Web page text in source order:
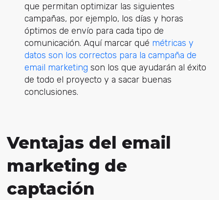
que permitan optimizar las siguientes
campañas, por ejemplo, los días y horas
óptimos de envío para cada tipo de
comunicación. Aquí marcar qué métricas y
datos son los correctos para la campaña de
email marketing son los que ayudarán al éxito
de todo el proyecto y a sacar buenas
conclusiones.
Ventajas del email
marketing de
captación